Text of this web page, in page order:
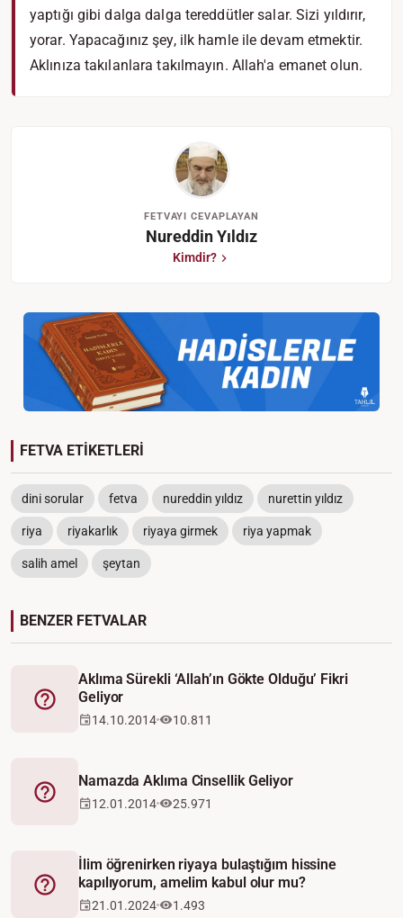
yaptığı gibi dalga dalga tereddütler salar. Sizi yıldırır,
yorar. Yapacağınız şey, ilk hamle ile devam etmektir.
Aklınıza takılanlara takılmayın. Allah'a emanet olun.
FETVAYI CEVAPLAYAN
Nureddin Yıldız
Kimdir?
FETVA ETİKETLERİ
dini sorular fetva nureddin yıldız nurettin yıldız
riya riyakarlık riyaya girmek riya yapmak
salih amel şeytan
BENZER FETVALAR
Fetva
Aklıma Sürekli ‘Allah’ın Gökte Olduğu’ Fikri
Geliyor
14.10.2014 10.811
Fetva
Namazda Aklıma Cinsellik Geliyor
12.01.2014 25.971
Fetva
İlim öğrenirken riyaya bulaştığım hissine
kapılıyorum, amelim kabul olur mu?
21.01.2024 1.493